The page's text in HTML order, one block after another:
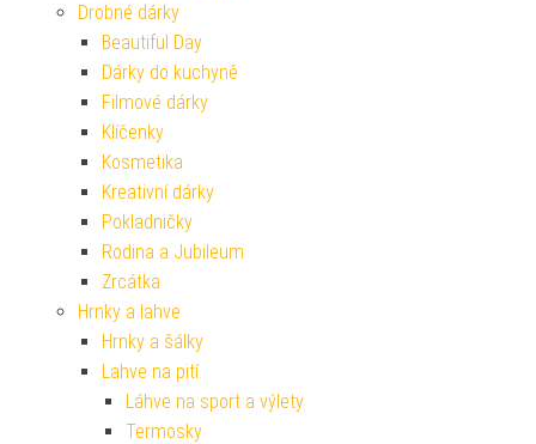
Drobné dárky
Beautiful Day
Dárky do kuchyně
Filmové dárky
Klíčenky
Kosmetika
Kreativní dárky
Pokladničky
Rodina a Jubileum
Zrcátka
Hrnky a lahve
Hrnky a šálky
Lahve na pití
Láhve na sport a výlety
Termosky